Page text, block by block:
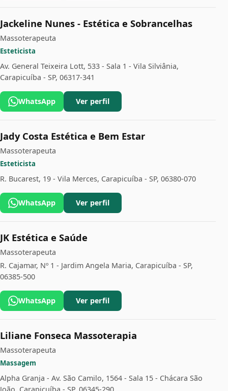
Jackeline Nunes - Estética e Sobrancelhas
Massoterapeuta
Esteticista
Av. General Teixeira Lott, 533 - Sala 1 - Vila Silviânia,
Carapicuíba - SP, 06317-341
WhatsApp Ver perfil
Jady Costa Estética e Bem Estar
Massoterapeuta
Esteticista
R. Bucarest, 19 - Vila Merces, Carapicuíba - SP, 06380-070
WhatsApp Ver perfil
JK Estética e Saúde
Massoterapeuta
R. Cajamar, Nº 1 - Jardim Angela Maria, Carapicuíba - SP,
06385-500
WhatsApp Ver perfil
Liliane Fonseca Massoterapia
Massoterapeuta
Massagem
Alpha Granja - Av. São Camilo, 1564 - Sala 15 - Chácara São